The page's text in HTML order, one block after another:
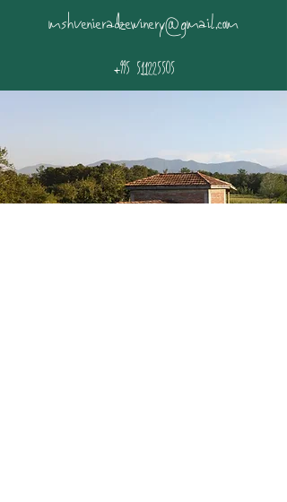
mshvenieradzewinery@gmail.com
+995 511225505